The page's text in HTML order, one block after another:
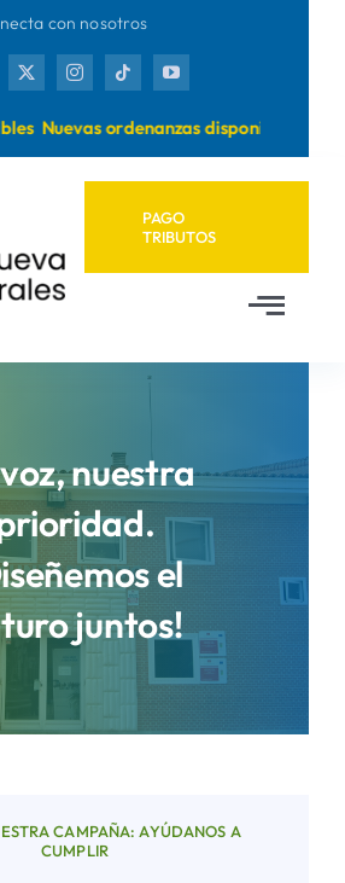
con nosotros
Nuevas ordenanzas disponibles
PAGO
TRIBUTOS
nuestra
el
juntos!
CAMPAÑA: AYÚDANOS A
CUMPLIR